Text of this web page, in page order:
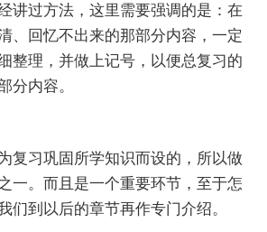
过方法，这里需要强调的是：在
、回忆不出来的那部分内容，一定
整理，并做上记号，以便总复习的
分内容。
习巩固所学知识而设的，所以做
一。而且是一个重要环节，至于怎
们到以后的章节再作专门介绍。